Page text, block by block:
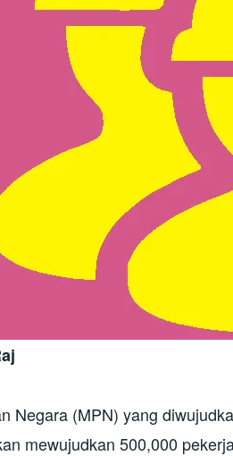
Negara (MPN) yang
mewujudkan 500,000